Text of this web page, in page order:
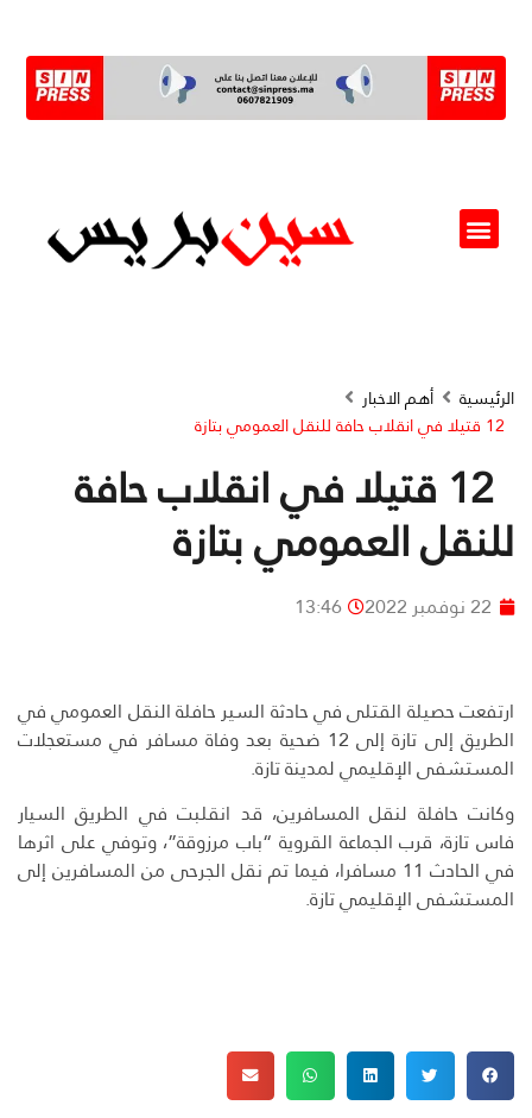
الرئيسية
أهم الاخبار
12 قتيلا في انقلاب حافة
للنقل العمومي بتازة
22 نوفمبر 2022 13:46
ارتفعت حصيلة القتلى في حادثة السير حافلة النقل العمومي في
الطريق إلى تازة إلى 12 ضحية بعد وفاة مسافر في مستعجلات
المستشفى الإقليمي لمدينة تازة.
وكانت حافلة لنقل المسافرين، قد انقلبت في الطريق السيار
فاس تازة، قرب الجماعة القروية “باب مرزوقة”، وتوفي على اثرها
في الحادث 11 مسافرا، فيما تم نقل الجرحى من المسافرين إلى
المستشفى الإقليمي تازة.